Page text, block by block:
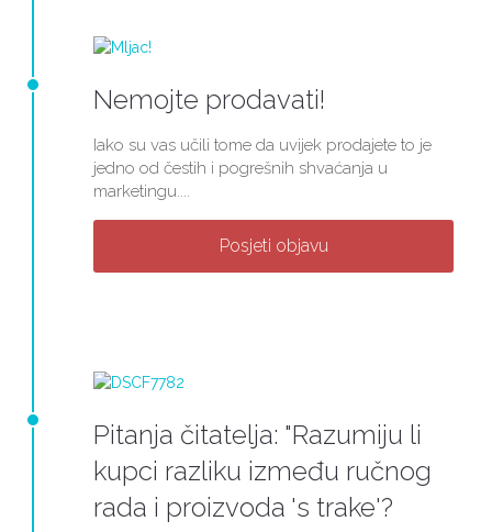
Nemojte prodavati!
Iako su vas učili tome da uvijek prodajete to je
jedno od čestih i pogrešnih shvaćanja u
marketingu....
Posjeti objavu
Pitanja čitatelja: "Razumiju li
kupci razliku između ručnog
rada i proizvoda 's trake'?